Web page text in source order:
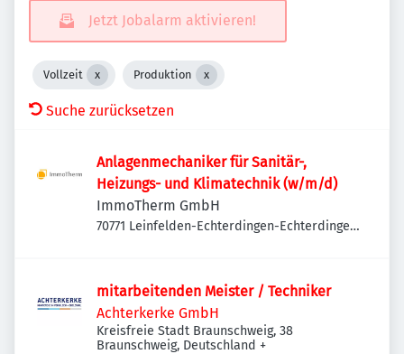
Jetzt Jobalarm aktivieren!
Vollzeit Produktion
Suche zurücksetzen
Anlagenmechaniker für Sanitär-,
Heizungs- und Klimatechnik (w/m/d)
ImmoTherm GmbH
70771 Leinfelden-Echterdingen-Echterdingen,
mitarbeitenden Meister / Techniker
Achterkerke GmbH
Kreisfreie Stadt Braunschweig, 38
Braunschweig, Deutschland +